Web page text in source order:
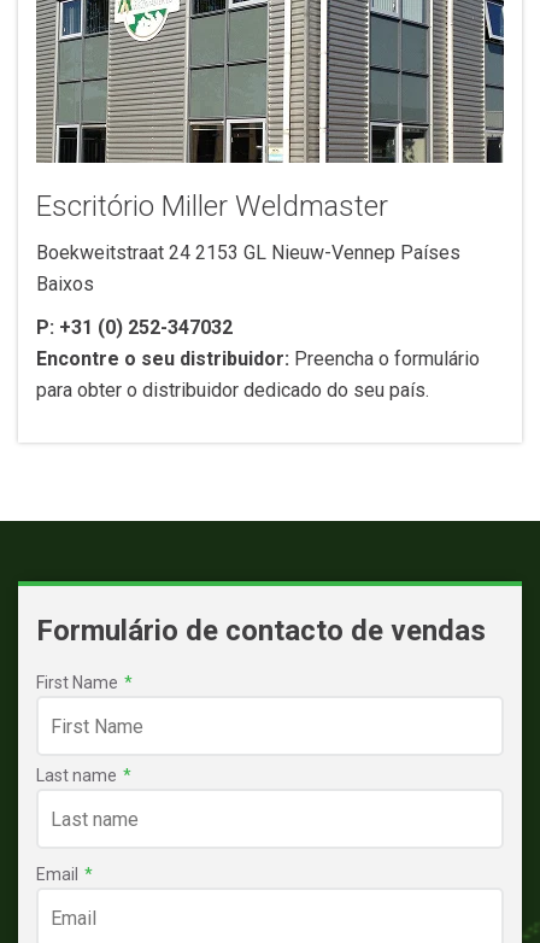
Escritório Miller Weldmaster
Boekweitstraat 24 2153 GL Nieuw-Vennep Países
Baixos
P: +31 (0) 252-347032
Encontre o seu distribuidor: Preencha o formulário
para obter o distribuidor dedicado do seu país.
Formulário de contacto de vendas
First Name *
Last name *
Email *